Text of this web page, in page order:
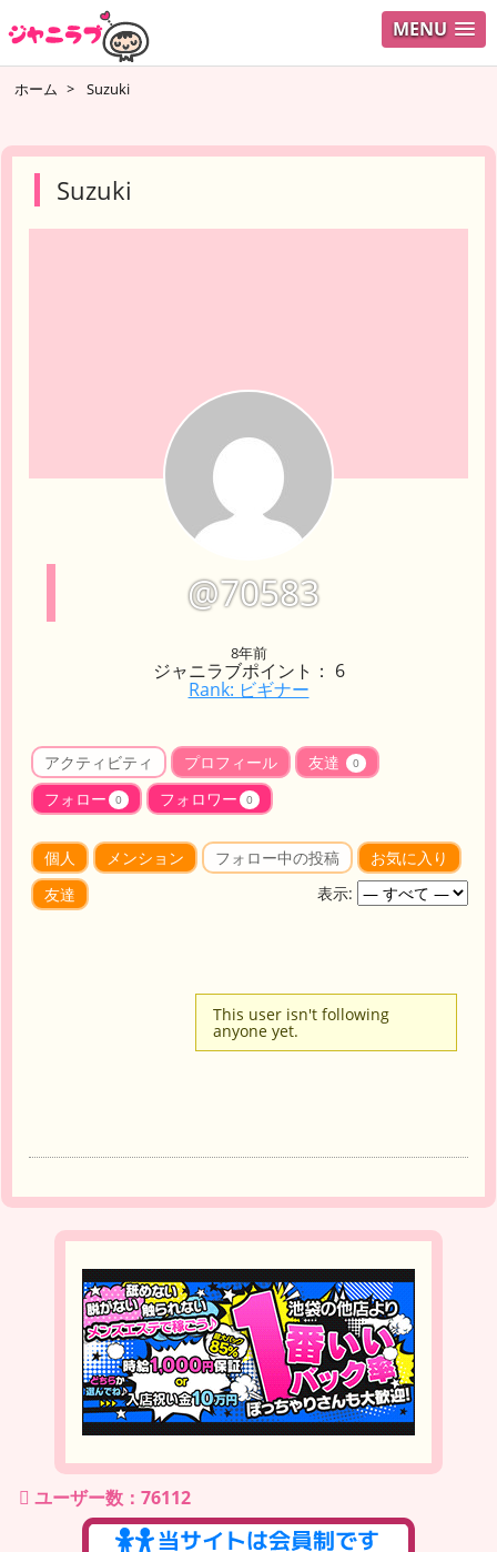
MENU ログイ
ホーム > Suzuki
Suzuki
@70583
8年前
ジャニラブポイント： 6
Rank: ビギナー
アクティビティ プロフィール 友達 0
フォロー 0 フォロワー 0
個人 メンション フォロー中の投稿
お気に入り
友達
表示:
This user isn't following
anyone yet.
ユーザー数：76112